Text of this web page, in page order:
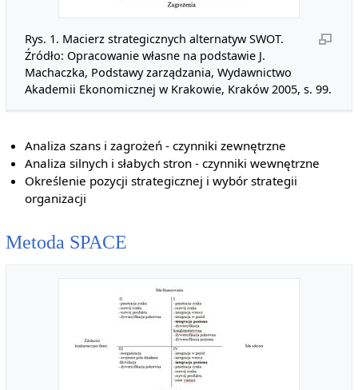
Rys. 1. Macierz strategicznych alternatyw SWOT.
Źródło: Opracowanie własne na podstawie J.
Machaczka, Podstawy zarządzania, Wydawnictwo
Akademii Ekonomicznej w Krakowie, Kraków 2005, s. 99.
Analiza szans i zagrożeń - czynniki zewnętrzne
Analiza silnych i słabych stron - czynniki wewnętrzne
Określenie pozycji strategicznej i wybór strategii
organizacji
Metoda SPACE